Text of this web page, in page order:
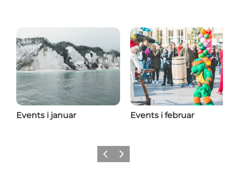
Events i januar Events i februar
ForrigeNæste